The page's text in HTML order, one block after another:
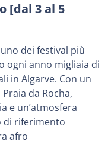
[dal 3 al 5
dei festival più
ogni anno migliaia di
in Algarve. Con un
da Rocha,
e un’atmosfera
di riferimento
afro